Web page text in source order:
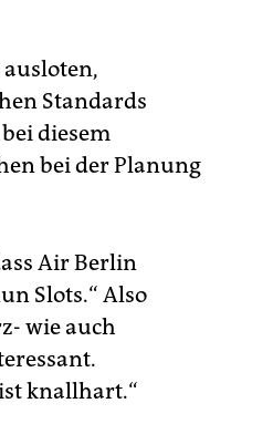
Standards
diesem
bei der Planung
Air Berlin
Slots.“ Also
wie auch
knallhart.“